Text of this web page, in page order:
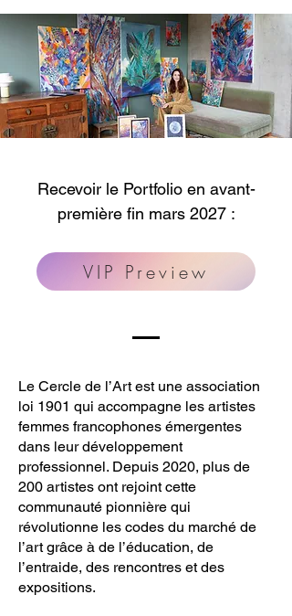
Recevoir le Portfolio en avant-
première fin mars 2027 :
VIP Preview
Le Cercle de l’Art est une association
loi 1901 qui accompagne les artistes
femmes francophones émergentes
dans leur développement
professionnel. Depuis 2020, plus de
200 artistes ont rejoint cette
communauté pionnière qui
révolutionne les codes du marché de
l’art grâce à de l’éducation, de
l’entraide, des rencontres et des
expositions.